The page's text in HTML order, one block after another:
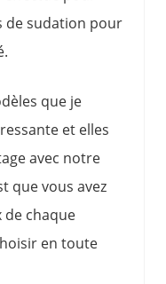
de sudation pour
que je
et elles
avec notre
que vous avez
de chaque
en toute